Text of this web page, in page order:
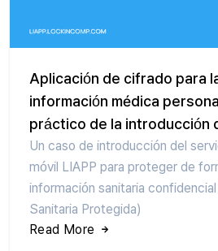
Aplicación de cifrado para
información médica
práctico de la introducción
Un caso de introducción del
móvil LIAPP para proteger de
información sanitaria
Sanitaria Protegida)
Read More